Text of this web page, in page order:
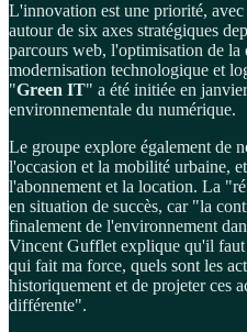
L'innovation est une priorité,
autour de six axes stratégiques
parcours web, l'optimisation de la
modernisation technologique et
"Green IT" a été initiée en
environnementale du numérique.
Le groupe explore également de
l'occasion et la mobilité urbaine,
l'abonnement et la location. La
en situation de succès, car "la
finalement de l'environnement
Vincent Gufflet explique qu'il
qui fait ma force, quels sont les
historiquement et de projeter ces
différente".